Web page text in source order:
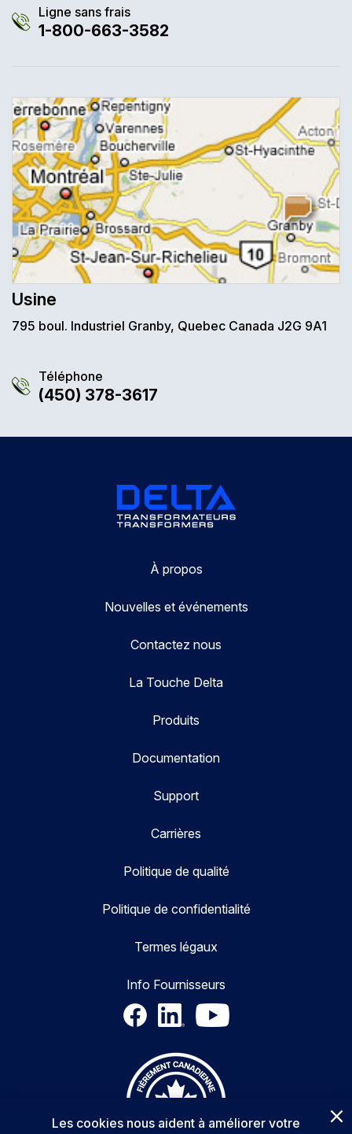
Ligne sans frais
1-800-663-3582
Usine
795 boul. Industriel Granby, Quebec Canada J2G 9A1
Téléphone
(450) 378-3617
À propos
Nouvelles et événements
Contactez nous
La Touche Delta
Produits
Documentation
Support
Carrières
Politique de qualité
Politique de confidentialité
Termes légaux
Info Fournisseurs
Les cookies nous aident à améliorer votre